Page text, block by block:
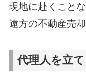
現地に赴くこと
遠方の不動産売
代理人を立